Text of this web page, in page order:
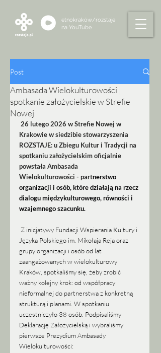
etnokraków/rozstaje
na YouTube
Post
Ambasada Wielokulturowości |
spotkanie założycielskie w Strefie
Nowej
26 lutego 2026 w Strefie Nowej w
Krakowie w siedzibie stowarzyszenia
ROZSTAJE: u Zbiegu Kultur i Tradycji na
spotkaniu założycielskim oficjalnie
powstała Ambasada
Wielokulturowości - partnerstwo
organizacji i osób, które działają na rzecz
dialogu międzykulturowego, równości i
wzajemnego szacunku.
Języka Polskiego im. Mikołaja Reja oraz
grupy organizacji i osób od lat
zaangażowanych w wielokulturowy
Kraków, spotkaliśmy się, żeby zrobić
ważny kolejny krok: od współpracy
nieformalnej do partnerstwa z konkretną
strukturą i planami. W spotkaniu
uczestniczyło 38 osób. Podpisaliśmy
Deklarację Założycielską i wybraliśmy
pierwsze Prezydium Ambasady
Wielokulturowości: